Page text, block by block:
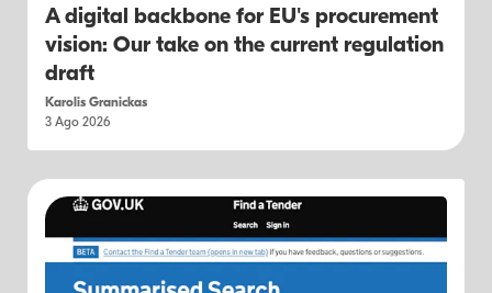
A digital backbone for EU's procurement
vision: Our take on the current regulation
draft
Karolis Granickas
3 Ago 2026